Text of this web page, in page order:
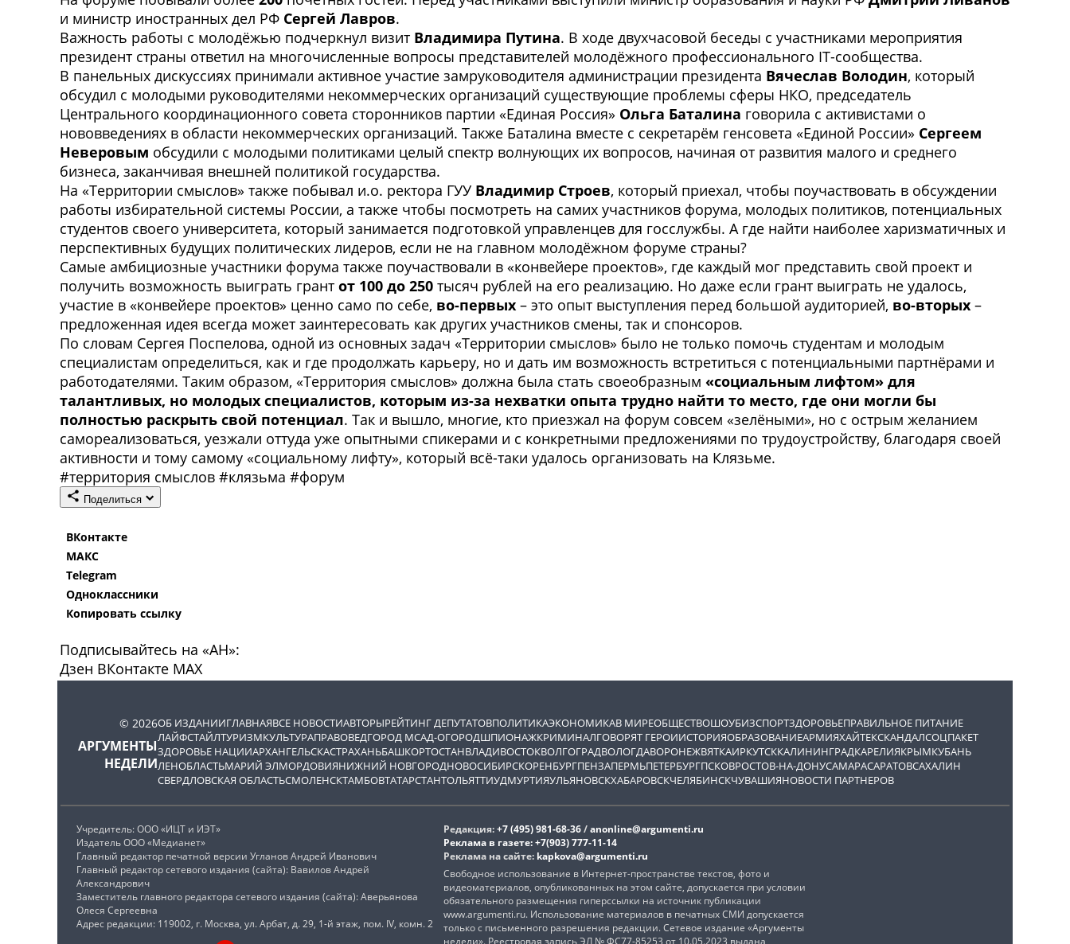
и министр иностранных дел РФ Сергей Лавров.
Важность работы с молодёжью подчеркнул визит Владимира Путина. В ходе двухчасовой беседы с участниками мероприятия
президент страны ответил на многочисленные вопросы представителей молодёжного профессионального IT-сообщества.
В панельных дискуссиях принимали активное участие замруководителя администрации президента Вячеслав Володин, который
обсудил с молодыми руководителями некоммерческих организаций существующие проблемы сферы НКО, председатель
Центрального координационного совета сторонников партии «Единая Россия» Ольга Баталина говорила с активистами о
нововведениях в области некоммерческих организаций. Также Баталина вместе с секретарём генсовета «Единой России» Сергеем
Неверовым обсудили с молодыми политиками целый спектр волнующих их вопросов, начиная от развития малого и среднего
бизнеса, заканчивая внешней политикой государства.
На «Территории смыслов» также побывал и.о. ректора ГУУ Владимир Строев, который приехал, чтобы поучаствовать в обсуждении
работы избирательной системы России, а также чтобы посмотреть на самих участников форума, молодых политиков, потенциальных
студентов своего университета, который занимается подготовкой управленцев для госслужбы. А где найти наиболее харизматичных и
перспективных будущих политических лидеров, если не на главном молодёжном форуме страны?
Самые амбициозные участники форума также поучаствовали в «конвейере проектов», где каждый мог представить свой проект и
получить возможность выиграть грант от 100 до 250 тысяч рублей на его реализацию. Но даже если грант выиграть не удалось,
участие в «конвейере проектов» ценно само по себе, во-первых – это опыт выступления перед большой аудиторией, во-вторых –
предложенная идея всегда может заинтересовать как других участников смены, так и спонсоров.
По словам Сергея Поспелова, одной из основных задач «Территории смыслов» было не только помочь студентам и молодым
специалистам определиться, как и где продолжать карьеру, но и дать им возможность встретиться с потенциальными партнёрами и
работодателями. Таким образом, «Территория смыслов» должна была стать своеобразным «социальным лифтом» для
талантливых, но молодых специалистов, которым из-за нехватки опыта трудно найти то место, где они могли бы
полностью раскрыть свой потенциал. Так и вышло, многие, кто приезжал на форум совсем «зелёными», но с острым желанием
самореализоваться, уезжали оттуда уже опытными спикерами и с конкретными предложениями по трудоустройству, благодаря своей
активности и тому самому «социальному лифту», который всё-таки удалось организовать на Клязьме.
#территория смыслов #клязьма #форум
Поделиться
ВКонтакте
МАКС
Telegram
Одноклассники
Копировать ссылку
Подписывайтесь на «АН»:
Дзен ВКонтакте МАХ
© 2026
АРГУМЕНТЫ
НЕДЕЛИ
ОБ ИЗДАНИИГЛАВНАЯВСЕ НОВОСТИАВТОРЫРЕЙТИНГ ДЕПУТАТОВПОЛИТИКАЭКОНОМИКАВ МИРЕОБЩЕСТВОШОУБИЗСПОРТЗДОРОВЬЕПРАВИЛЬНОЕ ПИТАНИЕ
ЛАЙФСТАЙЛТУРИЗМКУЛЬТУРАПРАВОВЕДГОРОД МСАД-ОГОРОДШПИОНАЖКРИМИНАЛГОВОРЯТ ГЕРОИИСТОРИЯОБРАЗОВАНИЕАРМИЯХАЙТЕКСКАНДАЛСОЦПАКЕТ
ЗДОРОВЬЕ НАЦИИАРХАНГЕЛЬСКАСТРАХАНЬБАШКОРТОСТАНВЛАДИВОСТОКВОЛГОГРАДВОЛОГДАВОРОНЕЖВЯТКАИРКУТСККАЛИНИНГРАДКАРЕЛИЯКРЫМКУБАНЬ
ЛЕНОБЛАСТЬМАРИЙ ЭЛМОРДОВИЯНИЖНИЙ НОВГОРОДНОВОСИБИРСКОРЕНБУРГПЕНЗАПЕРМЬПЕТЕРБУРГПСКОВРОСТОВ-НА-ДОНУСАМАРАСАРАТОВСАХАЛИН
СВЕРДЛОВСКАЯ ОБЛАСТЬСМОЛЕНСКТАМБОВТАТАРСТАНТОЛЬЯТТИУДМУРТИЯУЛЬЯНОВСКХАБАРОВСКЧЕЛЯБИНСКЧУВАШИЯНОВОСТИ ПАРТНЕРОВ
Учредитель: ООО «ИЦТ и ИЭТ»
Издатель ООО «Медианет»
Главный редактор печатной версии Угланов Андрей Иванович
Главный редактор сетевого издания (сайта): Вавилов Андрей
Александрович
Заместитель главного редактора сетевого издания (сайта): Аверьянова
Олеся Сергеевна
Адрес редакции: 119002, г. Москва, ул. Арбат, д. 29, 1-й этаж, пом. IV, комн. 2
Редакция:+7 (495) 981-68-36/anonline@argumenti.ru
Реклама в газете:+7(903) 777-11-14
Реклама на сайте: kapkova@argumenti.ru
Свободное использование в Интернет-пространстве текстов, фото и
видеоматериалов, опубликованных на этом сайте, допускается при условии
обязательного размещения гиперссылки на источник публикации
www.argumenti.ru. Использование материалов в печатных СМИ допускается
только с письменного разрешения редакции. Сетевое издание «Аргументы
недели». Реестровая запись ЭЛ № ФС77-85253 от 10.05.2023 выдана